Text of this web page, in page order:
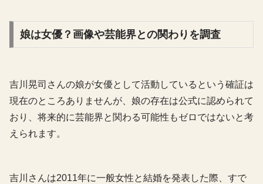
娘は女優？画像や芸能界との関わりを調査
吉川晃司さんの娘が女優として活動しているという確証は
現在のところありませんが、娘の存在は公式に認められて
おり、将来的に芸能界と関わる可能性もゼロではないと考
えられます。
吉川さんは2011年に一般女性と結婚を発表した際、すで